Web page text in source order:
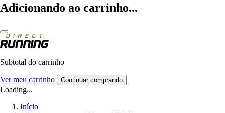
Adicionando ao carrinho...
Subtotal do carrinho
Ver meu carrinho Continuar comprando
Loading...
Início